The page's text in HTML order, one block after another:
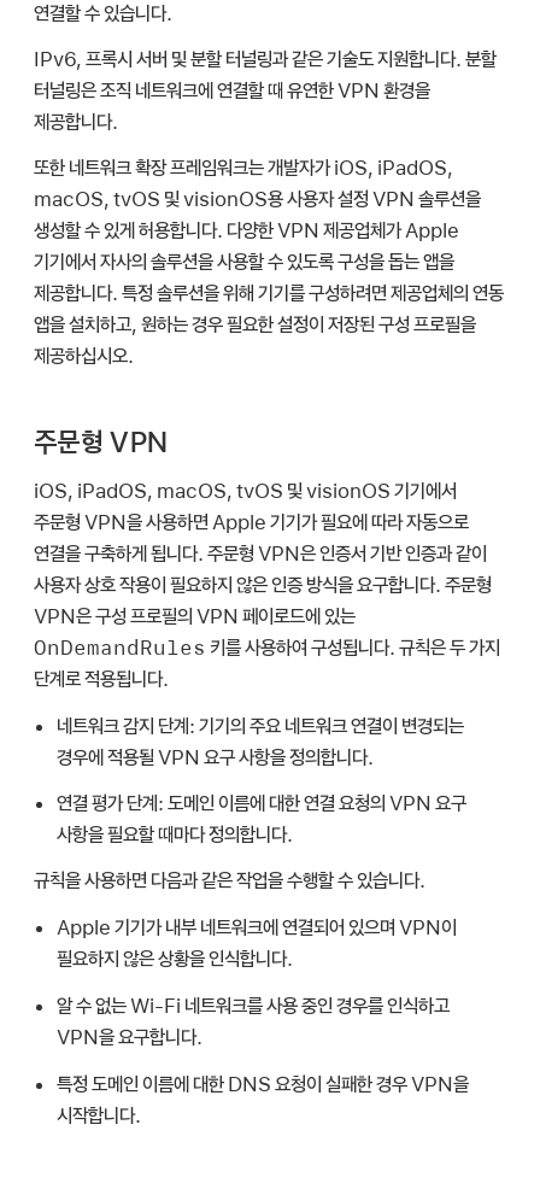
연결할 수 있습니다.
IPv6, 프록시 서버 및 분할 터널링과 같은 기술도 지원합니다. 분할
터널링은 조직 네트워크에 연결할 때 유연한 VPN 환경을
제공합니다.
또한 네트워크 확장 프레임워크는 개발자가 iOS, iPadOS,
macOS, tvOS 및 visionOS용 사용자 설정 VPN 솔루션을
생성할 수 있게 허용합니다. 다양한 VPN 제공업체가 Apple
기기에서 자사의 솔루션을 사용할 수 있도록 구성을 돕는 앱을
제공합니다. 특정 솔루션을 위해 기기를 구성하려면 제공업체의 연동
앱을 설치하고, 원하는 경우 필요한 설정이 저장된 구성 프로필을
제공하십시오.
주문형 VPN
iOS, iPadOS, macOS, tvOS 및 visionOS 기기에서
주문형 VPN을 사용하면 Apple 기기가 필요에 따라 자동으로
연결을 구축하게 됩니다. 주문형 VPN은 인증서 기반 인증과 같이
사용자 상호 작용이 필요하지 않은 인증 방식을 요구합니다. 주문형
VPN은 구성 프로필의 VPN 페이로드에 있는
OnDemandRules 키를 사용하여 구성됩니다. 규칙은 두 가지
단계로 적용됩니다.
네트워크 감지 단계: 기기의 주요 네트워크 연결이 변경되는
경우에 적용될 VPN 요구 사항을 정의합니다.
연결 평가 단계: 도메인 이름에 대한 연결 요청의 VPN 요구
사항을 필요할 때마다 정의합니다.
규칙을 사용하면 다음과 같은 작업을 수행할 수 있습니다.
Apple 기기가 내부 네트워크에 연결되어 있으며 VPN이
필요하지 않은 상황을 인식합니다.
알 수 없는Wi-Fi 네트워크를사용 중인 경우를 인식하고
VPN을 요구합니다.
특정 도메인 이름에 대한 DNS 요청이 실패한 경우 VPN을
시작합니다.